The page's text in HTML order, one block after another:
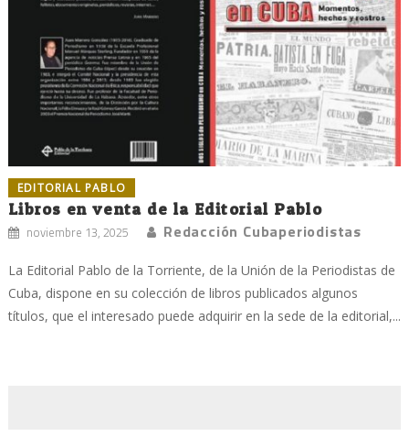
EDITORIAL PABLO
Libros en venta de la Editorial Pablo
noviembre 13, 2025 Redacción Cubaperiodistas
La Editorial Pablo de la Torriente, de la Unión de la Periodistas de
Cuba, dispone en su colección de libros publicados algunos
títulos, que el interesado puede adquirir en la sede de la editorial,...